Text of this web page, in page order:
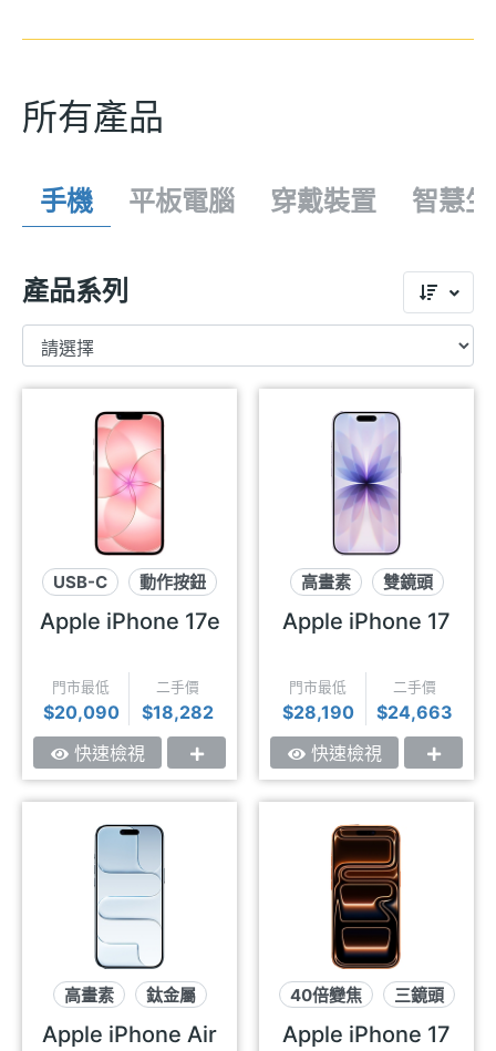
所有產品
手機 平板電腦 穿戴裝置 智慧
產品系列
USB-C
動作按鈕
Magsafe
Apple iPhone 17e
門市最低
$20,090
二手價
$18,282
快速檢視
高畫素
雙鏡頭
120Hz
Apple iPhone 17
門市最低
$28,190
二手價
$24,663
快速檢視
高畫素
鈦金屬
超輕薄
Apple iPhone Air
40倍變焦
三鏡頭
鋁金屬
Apple iPhone 17